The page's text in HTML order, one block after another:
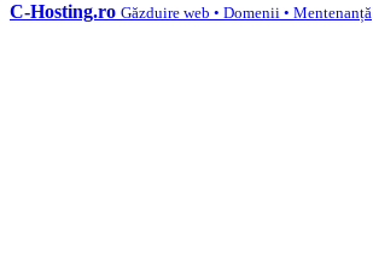
C-Hosting.ro Găzduire web • Domenii • Mentenanță